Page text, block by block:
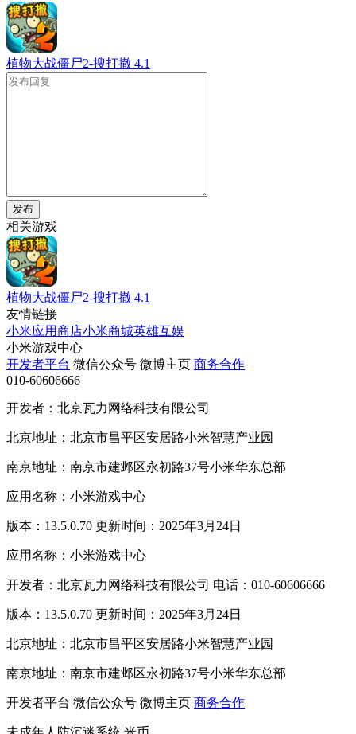
植物大战僵尸2-搜打撤 4.1
发布
相关游戏
植物大战僵尸2-搜打撤 4.1
友情链接
小米应用商店小米商城英雄互娱
小米游戏中心
开发者平台 微信公众号 微博主页 商务合作
010-60606666
开发者：北京瓦力网络科技有限公司
北京地址：北京市昌平区安居路小米智慧产业园
南京地址：南京市建邺区永初路37号小米华东总部
应用名称：小米游戏中心
版本：13.5.0.70 更新时间：2025年3月24日
应用名称：小米游戏中心
开发者：北京瓦力网络科技有限公司 电话：010-60606666
版本：13.5.0.70 更新时间：2025年3月24日
北京地址：北京市昌平区安居路小米智慧产业园
南京地址：南京市建邺区永初路37号小米华东总部
开发者平台 微信公众号 微博主页 商务合作